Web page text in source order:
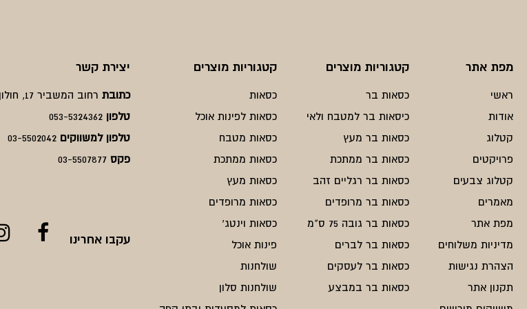
מפת אתר
ראשי
אודות
קטלוג
פרויקטים
קטלוג צבעים
מאמרים
מפת אתר
מדיניות משלוחים
הצהרת נגישות
תקנון אתר
קטגוריות מוצרים
כסאות בר
כיסאות בר למטבח ולאי
כסאות בר מעץ
כסאות בר ממתכת
כסאות בר רגליים זהב
כסאות בר מרופדים
כסאות בר גובה 75 ס"מ
כסאות בר לברים
כסאות בר לעסקים
כסאות בר במבצע
קטגוריות מוצרים
כסאות
כסאות לפינות אוכל
כסאות מטבח
כסאות ממתכת
כסאות מעץ
כסאות מרופדים
כסאות וינטג'
פינות אוכל
שולחנות
שולחנות סלון
יצירת קשר
כתובת רחוב המשביר 17, חולון
טלפון 053-5324362
טלפון למשווקים 03-5502042
פקס03-5507877
עקבו אחרינו